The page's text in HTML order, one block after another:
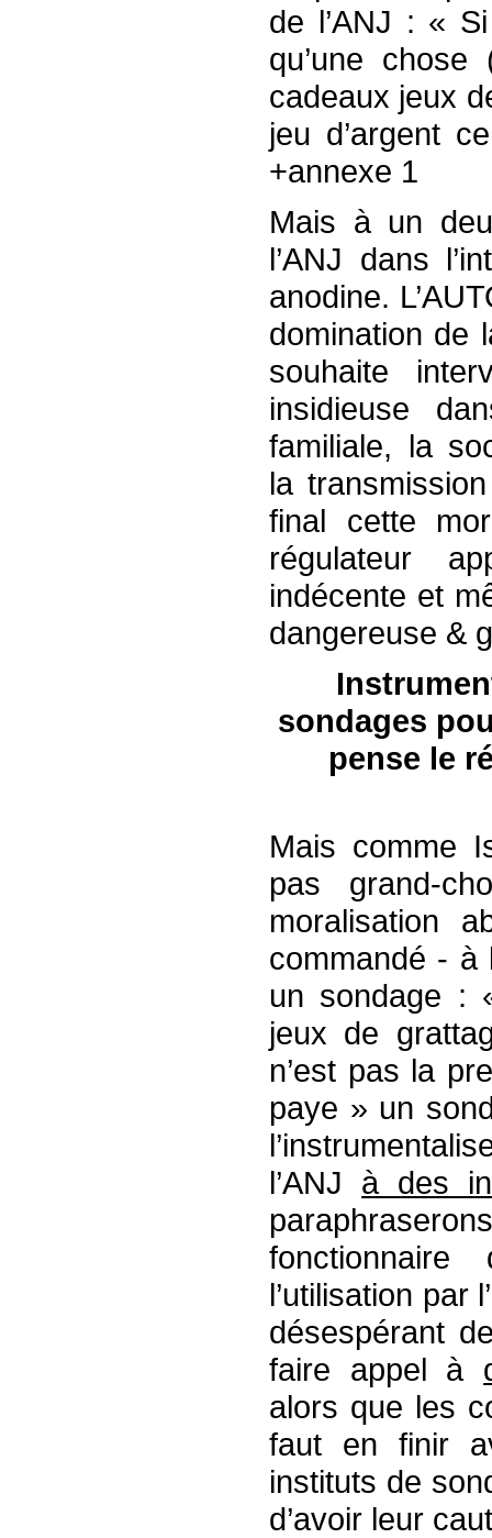
de l’ANJ : «
qu’une
cadeaux jeux
jeu d’argent
+annexe 1
Mais à un
l’ANJ dans
anodine.
domination de
souhaite
insidieuse
familiale, la
la
final cette
régulateur
indécente et
dangereuse &
sondages
pense le
Mais comme
pas grand-
moralisation
commandé - à
un sondage :
jeux de
n’est pas la
paye » un
l’ANJ à des
l’utilisation par
désespérant
faire appel à
alors que les
faut en finir
instituts de
d’avoir leur